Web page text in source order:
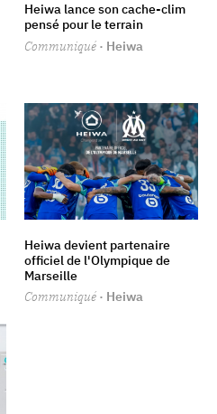
Heiwa lance son cache-clim
pensé pour le terrain
Communiqué · Heiwa
Heiwa devient partenaire
officiel de l'Olympique de
Marseille
Communiqué · Heiwa